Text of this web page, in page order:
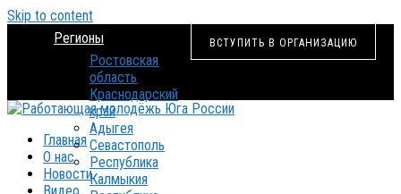
Skip to content
ВСТУПИТЬ В ОРГАНИЗАЦИЮ
Регионы
Ростовская
область
Краснодарский
край
Адыгея
Севастополь
Республика
Калмыкия
Главная
О нас
Новости